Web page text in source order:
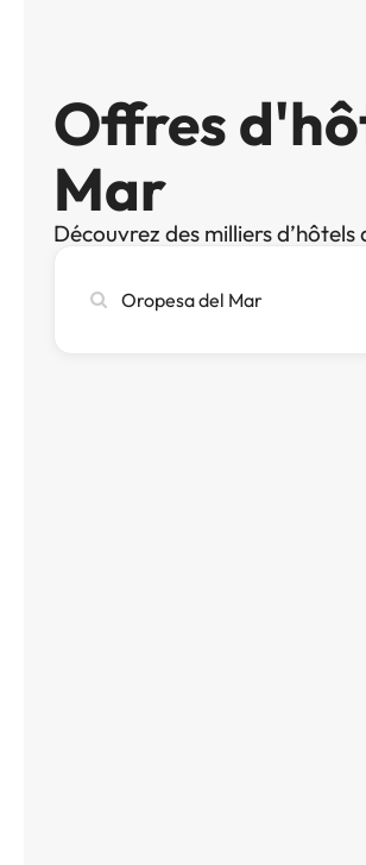
Offres
Mar
Découvrez des milliers
une